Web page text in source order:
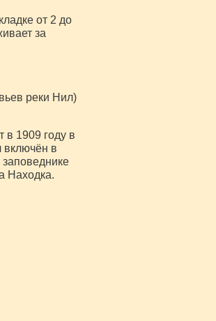
от 2 до
за
реки Нил)
в 1909 году в
включён в
Находка.